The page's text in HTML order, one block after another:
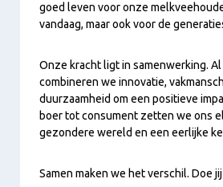
goed leven voor onze
vandaag, maar ook voor de
Onze kracht ligt in samenwerking. Al
combineren we innovatie,
duurzaamheid om een positieve
boer tot consument zetten we ons
gezondere wereld en een eerlijke
Samen maken we het verschil. Doe jij